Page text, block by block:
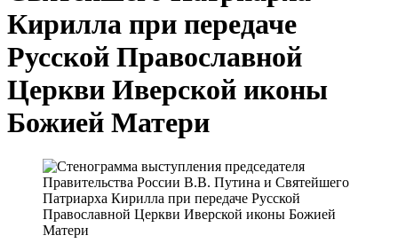
Кирилла при передаче
Русской Православной
Церкви Иверской иконы
Божией Матери